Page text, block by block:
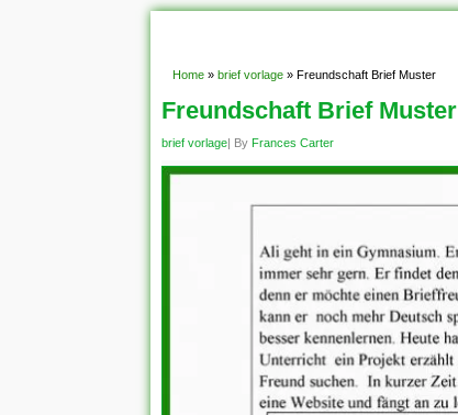
Home » brief vorlage » Freundschaft Brief Muster
Freundschaft Brief Muster
brief vorlage| By Frances Carter